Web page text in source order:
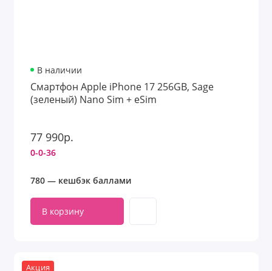
В наличии
Смартфон Apple iPhone 17 256GB, Sage
(зеленый) Nano Sim + eSim
77 990р.
0-0-36
780 — кешбэк баллами
В корзину
Акция